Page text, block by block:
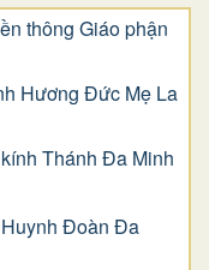
thông Giáo phận
Hương Đức Mẹ La
Thánh Đa Minh
Đoàn Đa